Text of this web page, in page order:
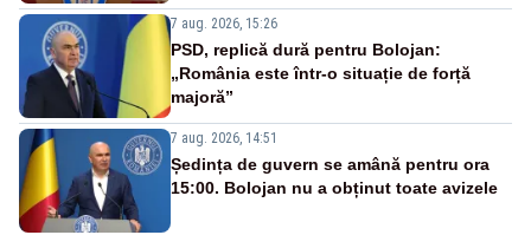
7 aug. 2026, 15:26
PSD, replică dură pentru Bolojan:
„România este într-o situație de forță
majoră”
7 aug. 2026, 14:51
Ședința de guvern se amână pentru ora
15:00. Bolojan nu a obținut toate avizele